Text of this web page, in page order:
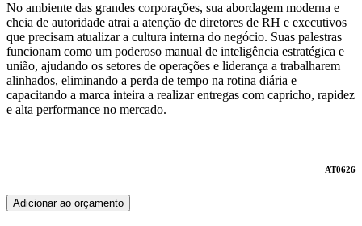
No ambiente das grandes corporações, sua abordagem moderna e
cheia de autoridade atrai a atenção de diretores de RH e executivos
que precisam atualizar a cultura interna do negócio. Suas palestras
funcionam como um poderoso manual de inteligência estratégica e
união, ajudando os setores de operações e liderança a trabalharem
alinhados, eliminando a perda de tempo na rotina diária e
capacitando a marca inteira a realizar entregas com capricho, rapidez
e alta performance no mercado.
AT0626
Adicionar ao orçamento